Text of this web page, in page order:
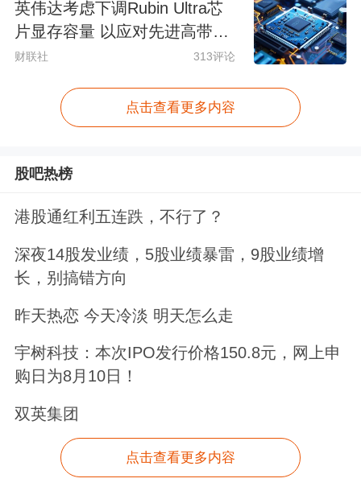
英伟达考虑下调Rubin Ultra芯
片显存容量 以应对先进高带宽
内存芯片短缺问题
财联社 313评论
点击查看更多内容
股吧热榜
港股通红利五连跌，不行了？
深夜14股发业绩，5股业绩暴雷，9股业绩增
长，别搞错方向
昨天热恋 今天冷淡 明天怎么走
宇树科技：本次IPO发行价格150.8元，网上申
购日为8月10日！
双英集团
点击查看更多内容